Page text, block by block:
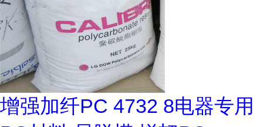
增强加纤PC 4732 8电器专用